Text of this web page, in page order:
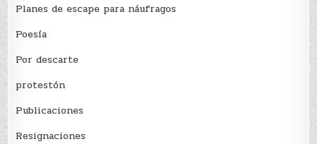
Planes de escape para náufragos
Poesía
Por descarte
protestón
Publicaciones
Resignaciones